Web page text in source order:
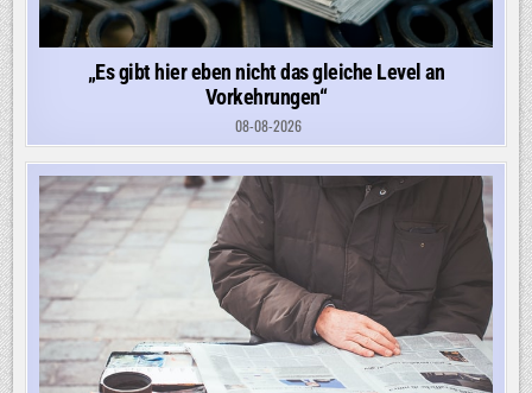
„Es gibt hier eben nicht das gleiche Level an
Vorkehrungen“
08-08-2026